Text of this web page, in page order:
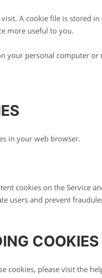
A cookie file is stored
more useful to you.
your personal computer
in your web browser.
cookies on the Service
users and prevent
COOKIES
cookies, please visit the